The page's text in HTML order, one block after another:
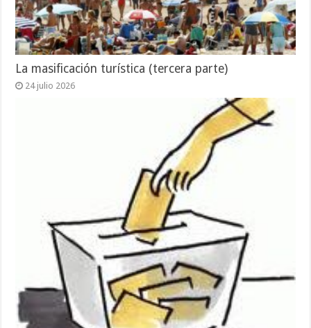
La masificación turística (tercera parte)
24 julio 2026